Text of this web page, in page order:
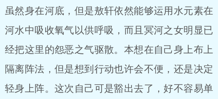
虽然身在河底，但是敖轩依然能够运用水元素在
河水中吸收氧气以供呼吸，而且冥河之女明显已
经把这里的怨恶之气驱散。本想在自己身上布上
隔离阵法，但是想到行动也许会不便，还是决定
轻身上阵。这次自己可是豁出去了，好不容易单